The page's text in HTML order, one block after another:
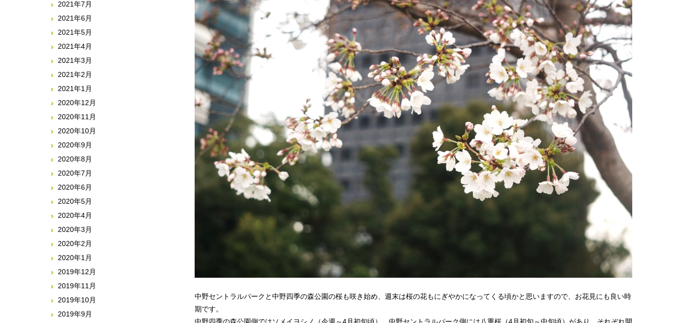
中野セントラルパークと中野四季の森公園の桜も咲き始め、週末は桜の花もにぎやかになってくる頃かと思いますので、お花見にも良い時
期です。
2021年7月
2021年6月
2021年5月
2021年4月
2021年3月
2021年2月
2021年1月
2020年12月
2020年11月
2020年10月
2020年9月
2020年8月
2020年7月
2020年6月
2020年5月
2020年4月
2020年3月
2020年2月
2020年1月
2019年12月
2019年11月
2019年10月
2019年9月